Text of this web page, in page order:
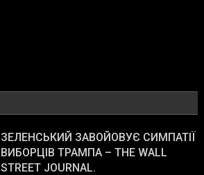
ЗЕЛЕНСЬКИЙ ЗАВОЙОВУЄ СИМПАТІЇ
ВИБОРЦІВ ТРАМПА – THE WALL
STREET JOURNAL.